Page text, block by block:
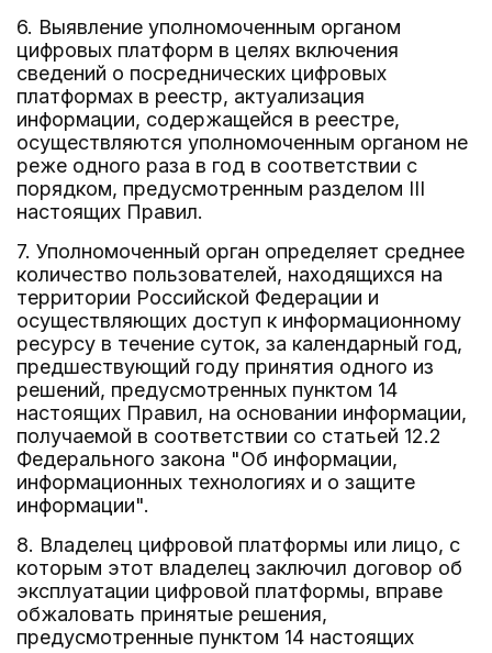
6. Выявление уполномоченным органом
цифровых платформ в целях включения
сведений о посреднических цифровых
платформах в реестр, актуализация
информации, содержащейся в реестре,
осуществляются уполномоченным органом не
реже одного раза в год в соответствии с
порядком, предусмотренным разделом III
настоящих Правил.
7. Уполномоченный орган определяет среднее
количество пользователей, находящихся на
территории Российской Федерации и
осуществляющих доступ к информационному
ресурсу в течение суток, за календарный год,
предшествующий году принятия одного из
решений, предусмотренных пунктом 14
настоящих Правил, на основании информации,
получаемой в соответствии со статьей 12.2
Федерального закона "Об информации,
информационных технологиях и о защите
информации".
8. Владелец цифровой платформы или лицо, с
которым этот владелец заключил договор об
эксплуатации цифровой платформы, вправе
обжаловать принятые решения,
предусмотренные пунктом 14 настоящих